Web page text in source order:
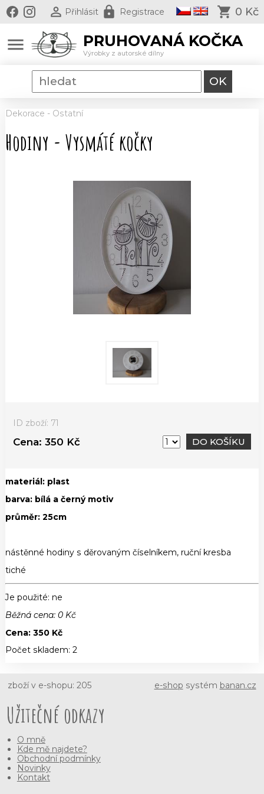
Přihlásit Registrace 0 Kč
menu PRUHOVANÁ KOČKA
Výrobky z autorské dílny
Dekorace - Ostatní
Hodiny - Vysmáté kočky
ID zboží: 71
Cena:350 Kč DO KOŠÍKU
materiál: plast
barva: bílá a černý motiv
průměr: 25cm
nástěnné hodiny s děrovaným číselníkem, ruční kresba
tiché
Je použité: ne
Běžná cena: 0Kč
Cena: 350Kč
Počet skladem: 2
zboží v e-shopu: 205 e-shop systém banan.cz
Užitečné odkazy
O mně
Kde mě najdete?
Obchodní podmínky
Novinky
Kontakt